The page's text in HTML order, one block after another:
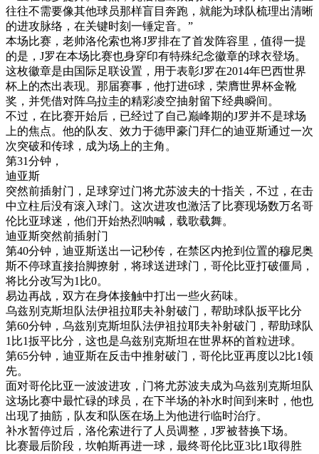
往往不需要像其他球员那样盲目奔跑，就能为球队梳理出清晰
的进攻脉络，在关键时刻一锤定音。”
本场比赛，老帅洛伦索也将J罗排在了首发阵容里，值得一提
的是，J罗在本场比赛也身穿印有特殊纪念徽章的球衣登场。
这枚徽章是由国际足联设置，用于表彰J罗在2014年巴西世界
杯上的杰出表现。那届赛事，他打进6球，荣膺世界杯金靴
奖，并凭借对阵乌拉圭的精彩凌空抽射留下经典瞬间。
不过，在比赛开始后，已经过了自己巅峰期的J罗并不是球场
上的焦点。他的队友、效力于德甲豪门拜仁的迪亚斯通过一次
次突破和传球，成为场上的主角。
第31分钟，
迪亚斯
突然前插射门，足球穿过门将尤苏波夫的十指关，不过，在击
中立柱后没有滚入球门。这次进攻也激活了比赛现场数万名哥
伦比亚球迷，他们开始热烈呐喊，载歌载舞。
迪亚斯突然前插射门
第40分钟，迪亚斯送出一记秒传，在禁区内抢到位置的穆尼奥
斯不停球直接抬脚撩射，将球送进球门，哥伦比亚打破僵局，
将比分改写为1比0。
易边再战，双方在身体接触中打出一些火药味。
乌兹别克斯坦队法伊祖拉耶夫补射破门，帮助球队扳平比分
第60分钟，乌兹别克斯坦队法伊祖拉耶夫补射破门，帮助球队
1比1扳平比分，这也是乌兹别克斯坦在世界杯的首粒进球。
第65分钟，迪亚斯在反击中推射破门，哥伦比亚再度以2比1领
先。
面对哥伦比亚一波波进攻，门将尤苏波夫成为乌兹别克斯坦队
这场比赛中最忙碌的球员，在下半场的补水时间到来时，他也
出现了抽筋，队友和队医在场上为他进行临时治疗。
补水暂停过后，洛伦索进行了人员调整，J罗被替换下场。
比赛最后阶段，坎帕斯再进一球，最终哥伦比亚3比1取得胜